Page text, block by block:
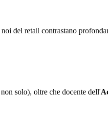
del retail contrastano
solo), oltre che docente dell'